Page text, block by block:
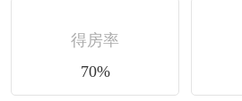
得房率
70%